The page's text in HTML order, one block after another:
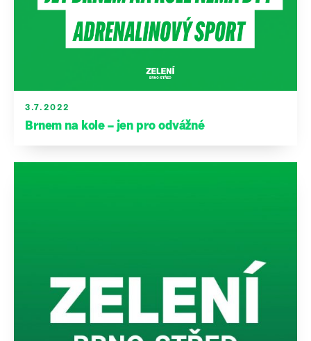
3.7.2022
Brnem na kole – jen pro odvážné